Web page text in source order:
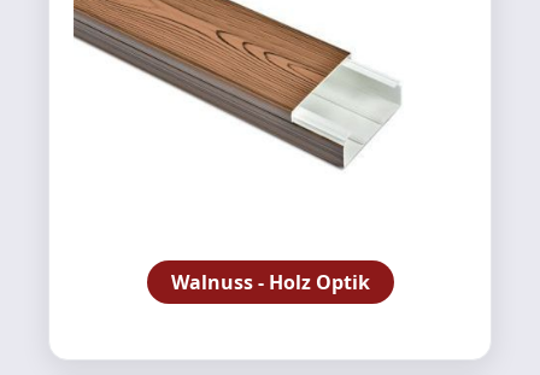
Walnuss - Holz Optik